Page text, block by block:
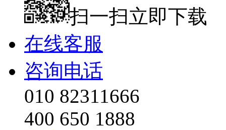
扫一扫立即下载
在线客服
咨询电话
010 82311666
400 650 1888